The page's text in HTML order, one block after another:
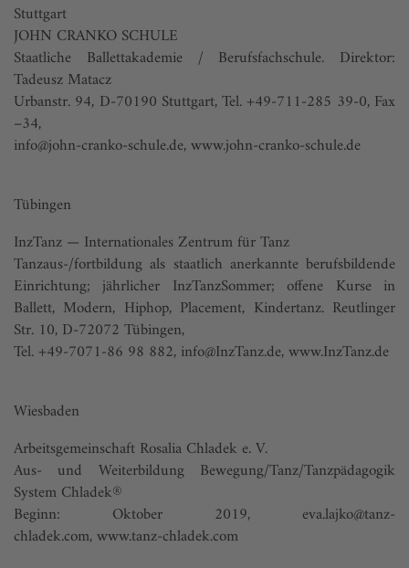
Stuttgart
JOHN CRANKO SCHULE
Staatliche Ballettakademie / Berufsfachschule. Direktor:
Tadeusz Matacz
Urbanstr. 94, D-70190 Stuttgart, Tel. +49-711-285 39-0, Fax
–34,
info@john-cranko-schule.de,www.john-cranko-schule.de
Tübingen
InzTanz — Internationales Zentrum für Tanz
Tanzaus-/fortbildung als staatlich anerkannte berufsbildende
Einrichtung; jährlicher InzTanzSommer; offene Kurse in
Ballett, Modern, Hiphop, Placement, Kindertanz. Reutlinger
Str. 10, D-72072 Tübingen,
Tel. +49-7071-86 98 882, info@InzTanz.de,www.InzTanz.de
Wiesbaden
Arbeitsgemeinschaft Rosalia Chladek e. V.
Aus- und Weiterbildung Bewegung/Tanz/Tanzpädagogik
System Chladek®
Beginn: Oktober 2019, eva.lajko@tanz-
chladek.com,www.tanz-chladek.com